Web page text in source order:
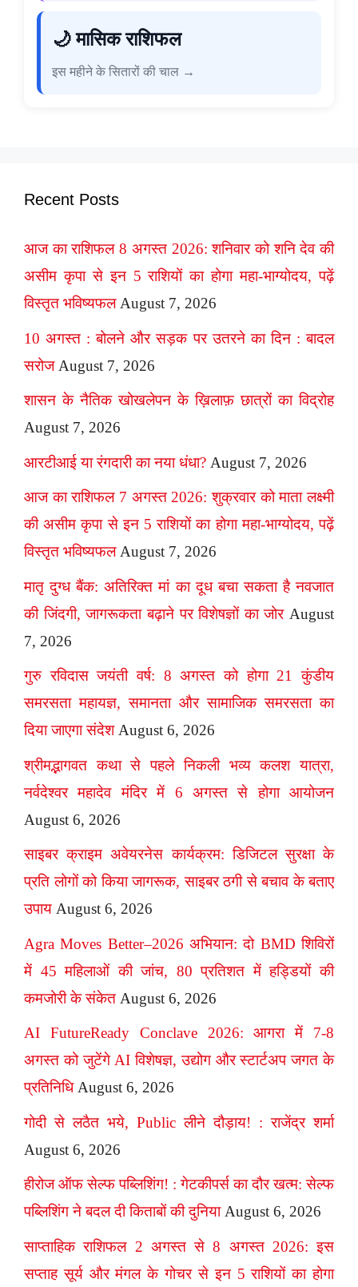
🌙 मासिक राशिफल
इस महीने के सितारों की चाल →
Recent Posts
आज का राशिफल 8 अगस्त 2026: शनिवार को शनि देव की
असीम कृपा से इन 5 राशियों का होगा महा-भाग्योदय, पढ़ें
विस्तृत भविष्यफल August 7, 2026
10 अगस्त : बोलने और सड़क पर उतरने का दिन : बादल
सरोज August 7, 2026
शासन के नैतिक खोखलेपन के ख़िलाफ़ छात्रों का विद्रोह
August 7, 2026
आरटीआई या रंगदारी का नया धंधा? August 7, 2026
आज का राशिफल 7 अगस्त 2026: शुक्रवार को माता लक्ष्मी
की असीम कृपा से इन 5 राशियों का होगा महा-भाग्योदय, पढ़ें
विस्तृत भविष्यफल August 7, 2026
मातृ दुग्ध बैंक: अतिरिक्त मां का दूध बचा सकता है नवजात
की जिंदगी, जागरूकता बढ़ाने पर विशेषज्ञों का जोर August
7, 2026
गुरु रविदास जयंती वर्ष: 8 अगस्त को होगा 21 कुंडीय
समरसता महायज्ञ, समानता और सामाजिक समरसता का
दिया जाएगा संदेश August 6, 2026
श्रीमद्भागवत कथा से पहले निकली भव्य कलश यात्रा,
नर्वदेश्वर महादेव मंदिर में 6 अगस्त से होगा आयोजन
August 6, 2026
साइबर क्राइम अवेयरनेस कार्यक्रम: डिजिटल सुरक्षा के
प्रति लोगों को किया जागरूक, साइबर ठगी से बचाव के बताए
उपाय August 6, 2026
Agra Moves Better–2026 अभियान: दो BMD शिविरों
में 45 महिलाओं की जांच, 80 प्रतिशत में हड्डियों की
कमजोरी के संकेत August 6, 2026
AI FutureReady Conclave 2026: आगरा में 7-8
अगस्त को जुटेंगे AI विशेषज्ञ, उद्योग और स्टार्टअप जगत के
प्रतिनिधि August 6, 2026
गोदी से लठैत भये, Public लीने दौड़ाय! : राजेंद्र शर्मा
August 6, 2026
हीरोज ऑफ सेल्फ पब्लिशिंग! : गेटकीपर्स का दौर खत्म: सेल्फ
पब्लिशिंग ने बदल दी किताबों की दुनिया August 6, 2026
साप्ताहिक राशिफल 2 अगस्त से 8 अगस्त 2026: इस
सप्ताह सूर्य और मंगल के गोचर से इन 5 राशियों का होगा